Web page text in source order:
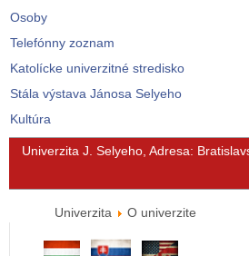
Osoby
Telefónny zoznam
Katolícke univerzitné stredisko
Stála výstava Jánosa Selyeho
Kultúra
© Free Joomla! 3 Modules - by VinaGecko.com
Univerzita J. Selyeho, Adresa:
Univerzita O univerzite